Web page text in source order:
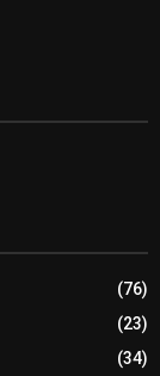
(76)
(23)
(34)